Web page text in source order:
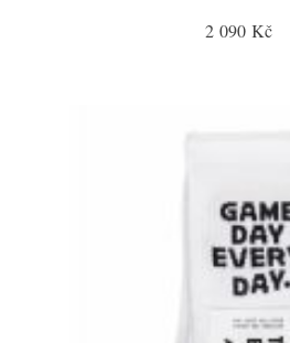
2 090 Kč